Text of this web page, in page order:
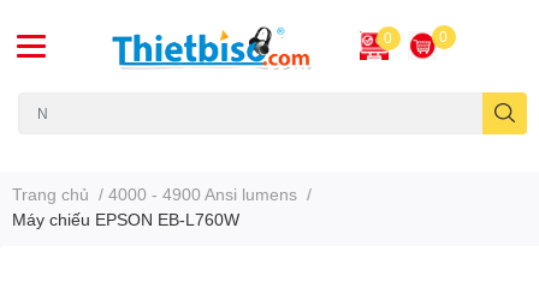
0 0
Trang chủ / 4000 - 4900 Ansi lumens /
Máy chiếu EPSON EB-L760W